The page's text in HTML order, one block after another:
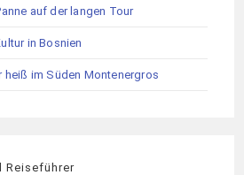
auf der langen Tour
in Bosnien
heiß im Süden Montenergros
Reiseführer